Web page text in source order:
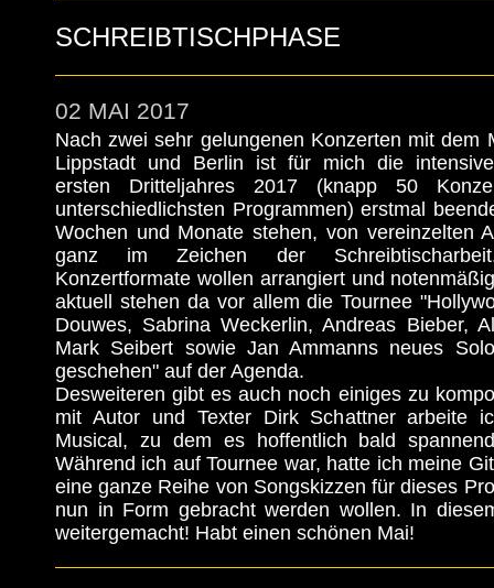
SCHREIBTISCHPHASE
02 MAI 2017
Nach zwei sehr gelungenen Konzerten mit dem
Lippstadt und Berlin ist für mich die
ersten Dritteljahres 2017 (knapp 50
unterschiedlichsten Programmen) erstmal
Wochen und Monate stehen, von vereinzelten
ganz im Zeichen der
Konzertformate wollen arrangiert und
aktuell stehen da vor allem die Tournee
Douwes, Sabrina Weckerlin, Andreas Bieber,
Mark Seibert sowie Jan Ammanns neues
geschehen" auf der Agenda.
Desweiteren gibt es auch noch einiges zu
mit Autor und Texter Dirk Schattner arbeite
Musical, zu dem es hoffentlich bald
Während ich auf Tournee war, hatte ich meine
eine ganze Reihe von Songskizzen für dieses
nun in Form gebracht werden wollen. In
weitergemacht! Habt einen schönen Mai!